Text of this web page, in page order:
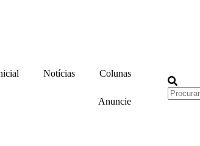
Notícias Colunas
Anuncie